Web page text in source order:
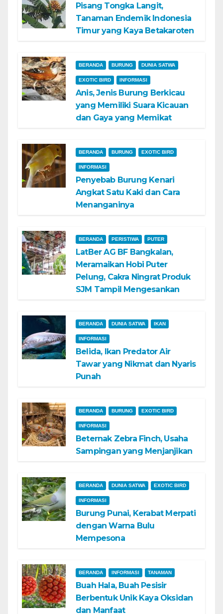
Pisang Tongka Langit,
Tanaman Endemik Indonesia
Timur yang Kaya Betakaroten
BERANDA BURUNG DUNIA SATWA
EXOTIC BIRD INFORMASI
Anis, Jenis Burung Berkicau
yang Memiliki Suara Kicauan
dan Gaya yang Memikat
BERANDA BURUNG EXOTIC BIRD
INFORMASI
Penyebab Burung Kenari
Angkat Satu Kaki dan Cara
Menanganinya
BERANDA PERISTIWA PUTER
LatBer AG BF Bangkalan,
Meramaikan Hobi Puter
Pelung, Cakra Ningrat Produk
SJM Tampil Mengesankan
BERANDA DUNIA SATWA IKAN
INFORMASI
Belida, Ikan Predator Air
Tawar yang Nikmat dan Nyaris
Punah
BERANDA BURUNG EXOTIC BIRD
INFORMASI
Beternak Zebra Finch, Usaha
Sampingan yang Menjanjikan
BERANDA DUNIA SATWA EXOTIC BIRD
INFORMASI
Burung Punai, Kerabat Merpati
dengan Warna Bulu
Mempesona
BERANDA INFORMASI TANAMAN
Buah Hala, Buah Pesisir
Berbentuk Unik Kaya Oksidan
dan Manfaat